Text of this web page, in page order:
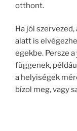
otthont.
Ha jól szervezed,
alatt is
egekbe. Persze a
függenek,
a helyiségek
bízol meg, vagy